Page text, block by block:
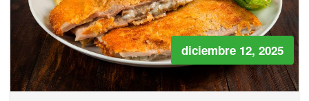
diciembre 12, 2025